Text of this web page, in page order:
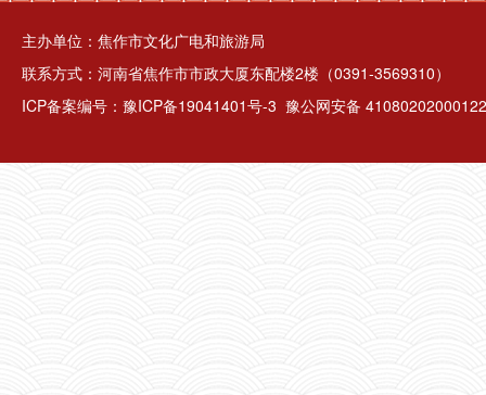
主办单位：焦作市文化广电和旅游局
联系方式：河南省焦作市市政大厦东配楼2楼（0391-3569310）
ICP备案编号： 豫ICP备19041401号-3 豫公网安备